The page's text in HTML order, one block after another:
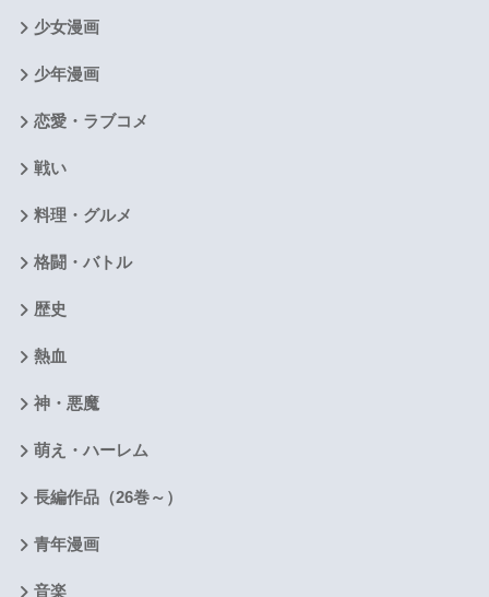
少女漫画
少年漫画
恋愛・ラブコメ
戦い
料理・グルメ
格闘・バトル
歴史
熱血
神・悪魔
萌え・ハーレム
長編作品（26巻～）
青年漫画
音楽